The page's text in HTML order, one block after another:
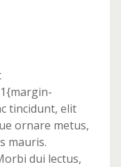
tincidunt, elit
ornare metus,
mauris.
dui lectus,